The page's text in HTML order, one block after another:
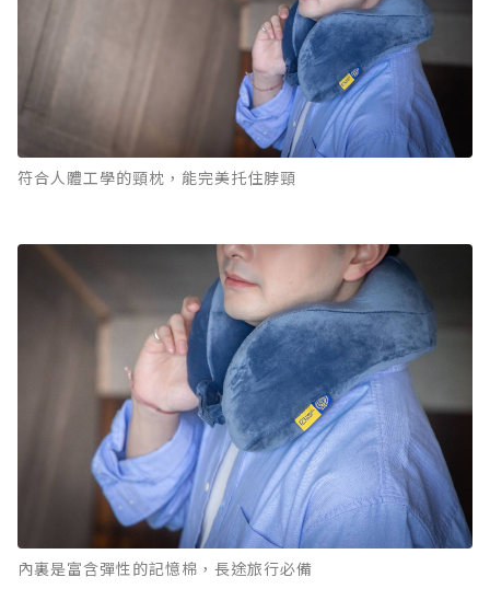
符合人體工學的頸枕，能完美托住脖頸
內裏是富含彈性的記憶棉，長途旅行必備